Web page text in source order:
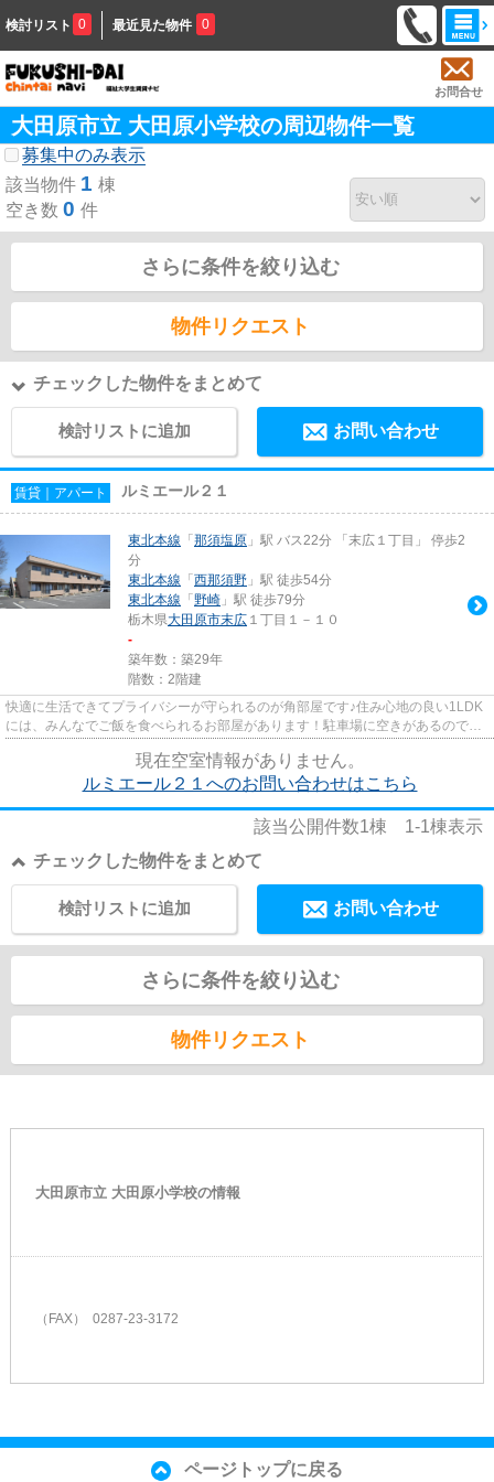
検討リスト 0 最近見た物件 0
お問合せ
大田原市立 大田原小学校の周辺物件一覧
募集中のみ表示
該当物件 1 棟
空き数 0 件
さらに条件を絞り込む
物件リクエスト
チェックした物件をまとめて
検討リストに追加 お問い合わせ
賃貸｜アパート ルミエール２１
東北本線 「 那須塩原 」駅 バス22分 「末広１丁目」 停歩2
分
東北本線 「 西那須野 」駅 徒歩54分
東北本線 「 野崎 」駅 徒歩79分
栃木県大田原市末広 １丁目１－１０
-
築年数：築29年
階数：2階建
快適に生活できてプライバシーが守られるのが角部屋です♪住み心地の良い1LDK
には、みんなでご飯を食べられるお部屋があります！駐車場に空きがあるので車
現在空室情報がありません。
ルミエール２１へのお問い合わせはこちら
該当公開件数1棟 1-1棟表示
チェックした物件をまとめて
お問い合わせ
検討リストに追加
さらに条件を絞り込む
物件リクエスト
大田原市立 大田原小学校の情報
（FAX） 0287-23-3172
ページトップに戻る